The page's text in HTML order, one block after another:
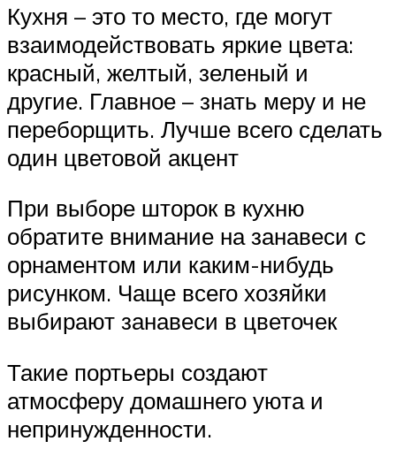
Кухня – это то место, где могут
взаимодействовать яркие цвета:
красный, желтый, зеленый и
другие. Главное – знать меру и не
переборщить. Лучше всего сделать
один цветовой акцент
При выборе шторок в кухню
обратите внимание на занавеси с
орнаментом или каким-нибудь
рисунком. Чаще всего хозяйки
выбирают занавеси в цветочек
Такие портьеры создают
атмосферу домашнего уюта и
непринужденности.